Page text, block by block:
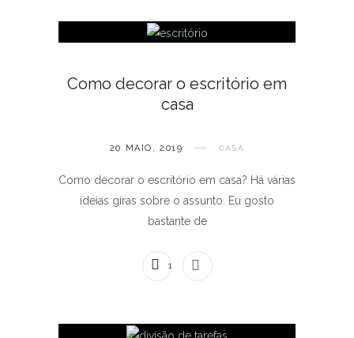
Como decorar o escritório em
casa
20 MAIO, 2019 CASA
Como decorar o escritório em casa? Há várias
ideias giras sobre o assunto. Eu gosto
bastante de
1 COMENTÁRIO